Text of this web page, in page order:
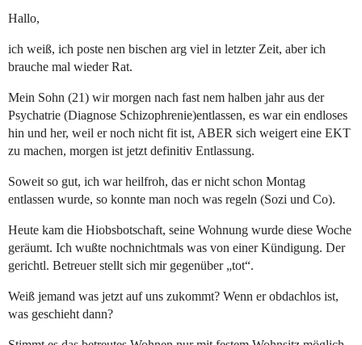
Hallo,
ich weiß, ich poste nen bischen arg viel in letzter Zeit, aber ich
brauche mal wieder Rat.
Mein Sohn (21) wir morgen nach fast nem halben jahr aus der
Psychatrie (Diagnose Schizophrenie)entlassen, es war ein endloses
hin und her, weil er noch nicht fit ist, ABER sich weigert eine EKT
zu machen, morgen ist jetzt definitiv Entlassung.
Soweit so gut, ich war heilfroh, das er nicht schon Montag
entlassen wurde, so konnte man noch was regeln (Sozi und Co).
Heute kam die Hiobsbotschaft, seine Wohnung wurde diese Woche
geräumt. Ich wußte nochnichtmals was von einer Kündigung. Der
gerichtl. Betreuer stellt sich mir gegenüber „tot“.
Weiß jemand was jetzt auf uns zukommt? Wenn er obdachlos ist,
was geschieht dann?